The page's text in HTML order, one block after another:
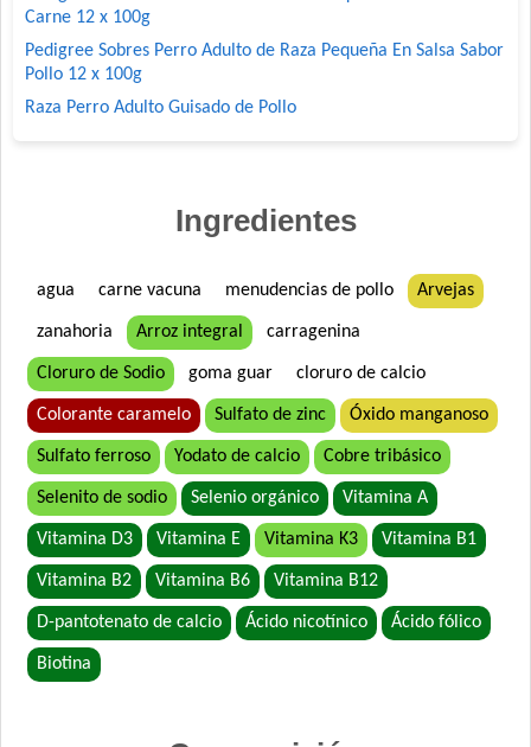
Carne 12 x 100g
Pedigree Sobres Perro Adulto de Raza Pequeña En Salsa Sabor
Pollo 12 x 100g
Raza Perro Adulto Guisado de Pollo
Ingredientes
agua carne vacuna menudencias de pollo Arvejas
zanahoria Arroz integral carragenina
Cloruro de Sodio goma guar cloruro de calcio
Colorante caramelo Sulfato de zinc Óxido manganoso
Sulfato ferroso Yodato de calcio Cobre tribásico
Selenito de sodio Selenio orgánico Vitamina A
Vitamina D3 Vitamina E Vitamina K3 Vitamina B1
Vitamina B2 Vitamina B6 Vitamina B12
D-pantotenato de calcio Ácido nicotínico Ácido fólico
Biotina